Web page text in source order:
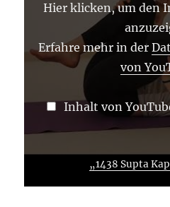
Hier klicken, um den
Erfahre mehr in der
von
Inhalt von
„1438 Supta